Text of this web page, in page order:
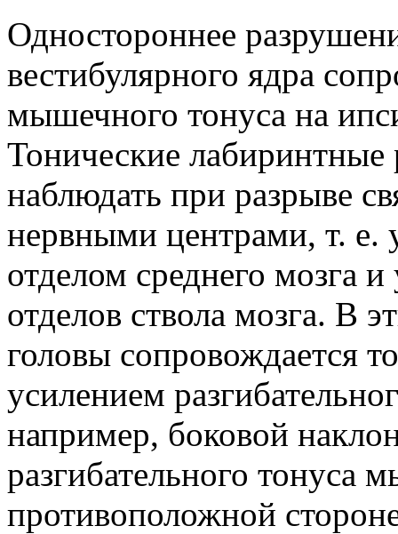
Одностороннее
вестибулярного ядра
мышечного тонуса на
Тонические
наблюдать при разрыве
нервными центрами, т. е.
отделом среднего мозга
отделов ствола мозга. В
головы сопровождается
усилением
например, боковой
разгибательного тонуса
противоположной